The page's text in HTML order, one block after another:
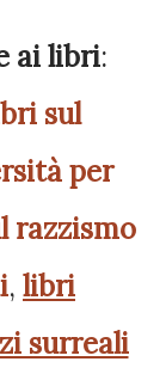
ailibri:
sul
per
razzismo
, libri
surreali